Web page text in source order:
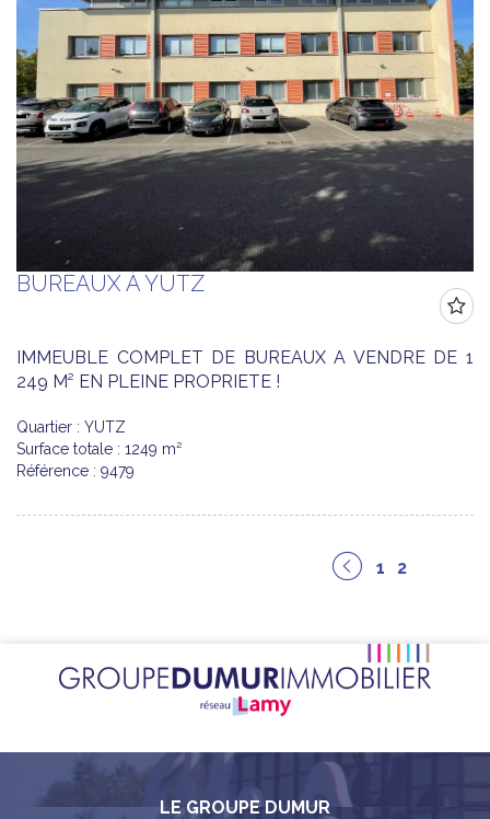
BUREAUX À YUTZ
IMMEUBLE COMPLET DE BUREAUX A VENDRE DE 1
249 M² EN PLEINE PROPRIETE !
Quartier : YUTZ
Surface totale : 1249 m²
Référence : 9479
1 2
LE GROUPE DUMUR